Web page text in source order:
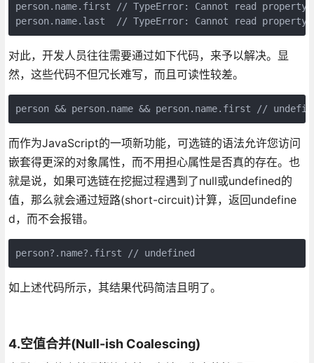
person.name.first // TypeError: Cannot read
对此，开发人员往往需要通过如下代码，来予以解决。显
然，这些代码不但冗长难写，而且可读性较差。
而作为JavaScript的一项新功能，可选链的语法允许您访问
嵌套得更深的对象属性，而不用担心属性是否真的存在。也
就是说，如果可选链在挖掘过程遇到了null或undefined的
值，那么就会通过短路(short-circuit)计算，返回undefine
d，而不会报错。
如上述代码所示，其结果代码简洁且明了。
4.空值合并(Null-ish Coalescing)